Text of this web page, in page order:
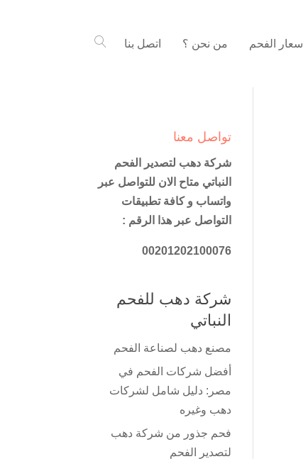
اسعار الفحم من نحن ؟ اتصل بنا
تواصل معنا
شركة دهب لتصدير الفحم
النباتي متاح الان للتواصل عبر
واتساب و كافة تطبيقات
التواصل عبر هذا الرقم :
00201202100076
شركة دهب للفحم
النباتي
مصنع دهب لصناعة الفحم
أفضل شركات الفحم في
مصر: دليل شامل لشركات
دهب وغيره
فحم جذور من شركة دهب
لتصدير الفحم